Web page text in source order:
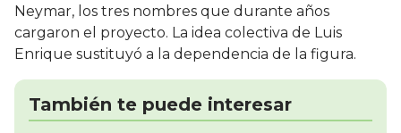
Neymar, los tres nombres que durante años
cargaron el proyecto. La idea colectiva de Luis
Enrique sustituyó a la dependencia de la figura.
También te puede interesar